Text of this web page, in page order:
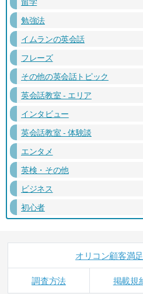
勉強法
イムランの英会話
フレーズ
その他の英会話トピック
英会話教室 - エリア
インタビュー
英会話教室 - 体験談
エンタメ
英検・その他
ビジネス
初心者
オリコン顧客満
調査方法 掲載規